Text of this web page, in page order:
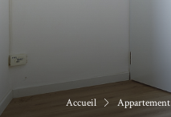
Accueil Appartement